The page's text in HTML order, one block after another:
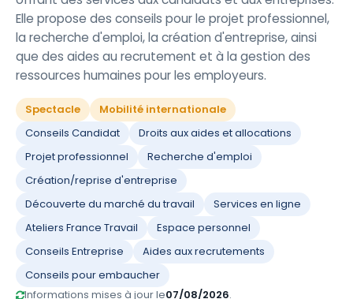
Elle propose des conseils pour le projet professionnel,
la recherche d'emploi, la création d'entreprise, ainsi
que des aides au recrutement et à la gestion des
ressources humaines pour les employeurs.
Spectacle
Mobilité internationale
Conseils Candidat
Droits aux aides et allocations
Projet professionnel
Recherche d'emploi
Création/reprise d'entreprise
Découverte du marché du travail
Services en ligne
Ateliers France Travail
Espace personnel
Conseils Entreprise
Aides aux recrutements
Conseils pour embaucher
Informations mises à jour le07/08/2026.